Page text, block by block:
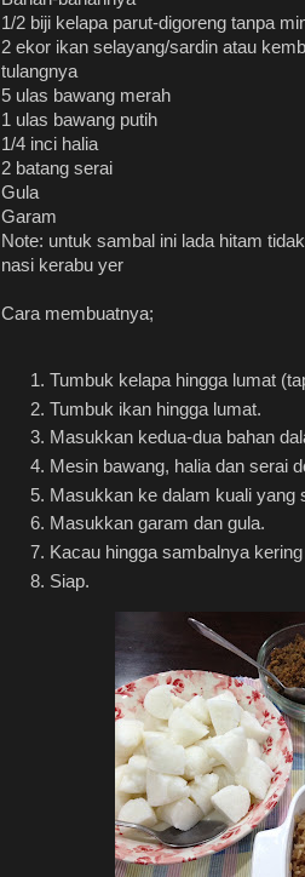
1/2 biji kelapa parut-digoreng tanpa
2 ekor ikan selayang/sardin atau
tulangnya
5 ulas bawang merah
1 ulas bawang putih
1/4 inci halia
2 batang serai
Gula
Garam
Note: untuk sambal ini lada hitam
nasi kerabu yer
Cara membuatnya;
Tumbuk kelapa hingga lumat
Tumbuk ikan hingga lumat.
Masukkan kedua-dua bahan
Mesin bawang, halia dan serai
Masukkan ke dalam kuali yang
Masukkan garam dan gula.
Kacau hingga sambalnya
Siap.